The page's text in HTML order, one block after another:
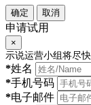
确定 取消
申请试用
×
示说运营小组将尽
*姓名
*手机号码
*电子邮件